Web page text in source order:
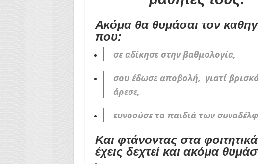
Ακόμα θα θυμάσαι τον
που:
σε αδίκησε στην βαθμολογία,
σου έδωσε αποβολή, γιατί
άρεσε,
ευνοούσε τα παιδιά των
Και φτάνοντας στα
έχεις δεχτεί και ακόμα